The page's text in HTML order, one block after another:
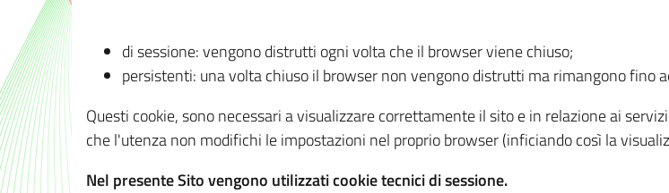
di sessione: vengono distrutti ogni volta che il browser viene chiuso;
persistenti: una volta chiuso il browser non vengono distrutti ma rimangono fino
Questi cookie, sono necessari a visualizzare correttamente il sito e in relazione ai
che l'utenza non modifichi le impostazioni nel proprio browser (inficiando così la
Nel presente Sito vengono utilizzati cookie tecnici di sessione.